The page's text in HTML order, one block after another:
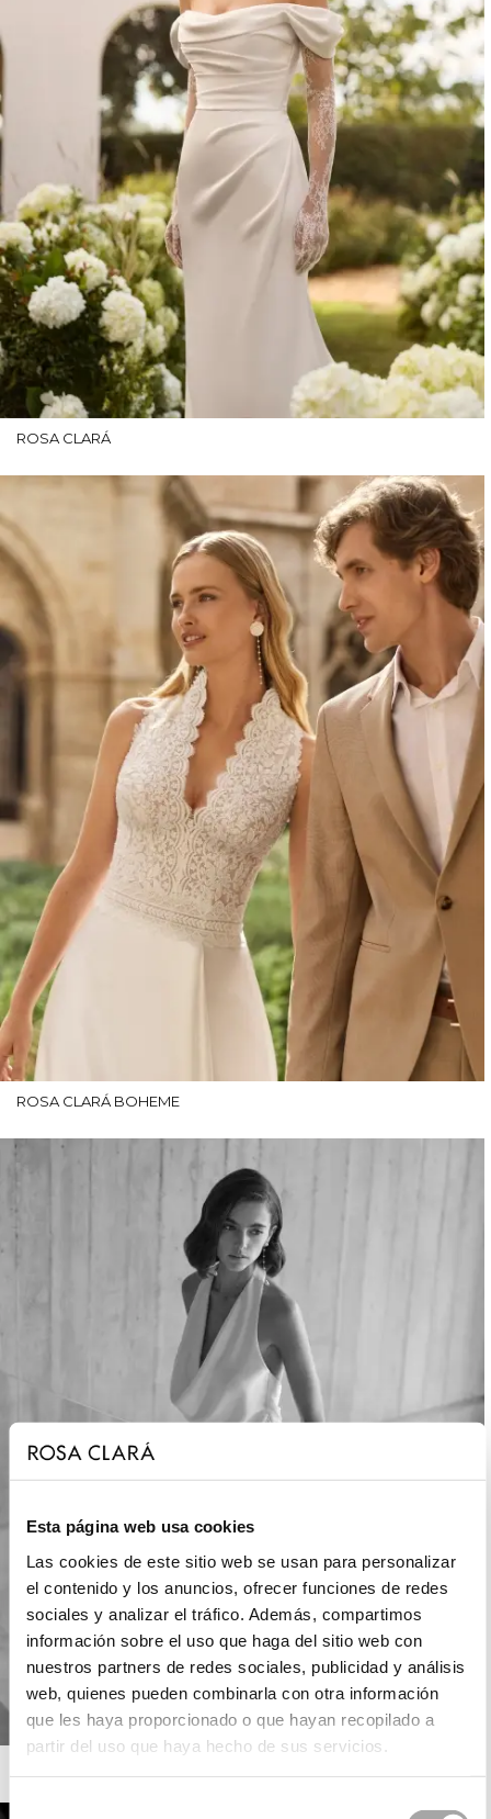
Esta página web usa cookies
Las cookies de este sitio web se usan para personalizar
el contenido y los anuncios, ofrecer funciones de redes
sociales y analizar el tráfico. Además, compartimos
información sobre el uso que haga del sitio web con
nuestros partners de redes sociales, publicidad y análisis
web, quienes pueden combinarla con otra información
que les haya proporcionado o que hayan recopilado a
partir del uso que haya hecho de sus servicios.
Selección
ROSA CLARÁ
ROSA CLARÁ BOHEME